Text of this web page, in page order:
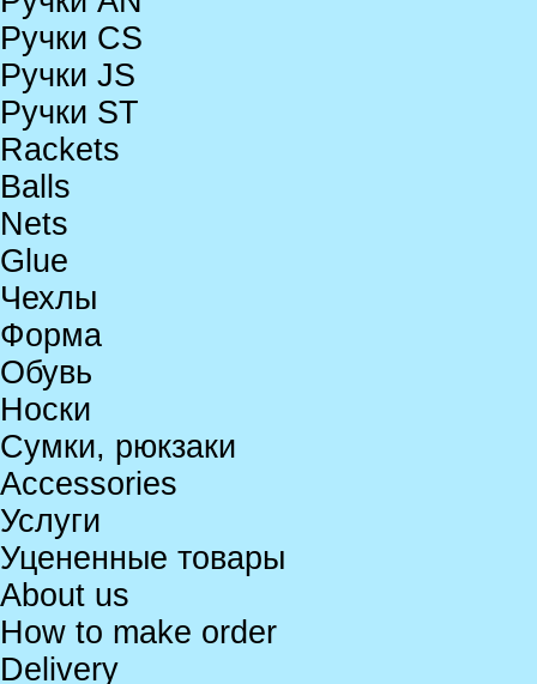
Ручки CS
Ручки JS
Ручки ST
Rackets
Balls
Nets
Glue
Чехлы
Форма
Обувь
Носки
Сумки, рюкзаки
Accessories
Услуги
Уцененные товары
About us
How to make order
Delivery